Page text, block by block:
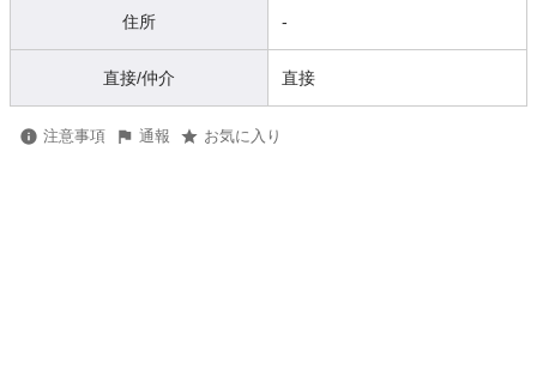
住所 -
直接/仲介 直接
注意事項 通報 お気に入り